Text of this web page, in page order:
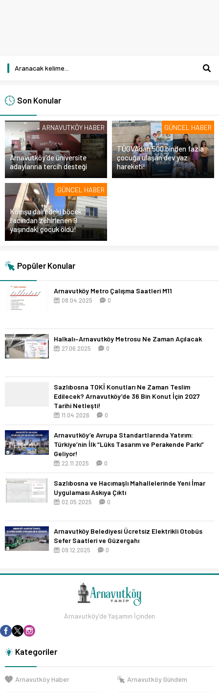
Son Konular
ARNAVUTKÖY HABER
Arnavutköy’de üniversite
adaylarına tercih desteği
GÜNCEL HABER
TÜGVA’dan 500 binden fazla
çocuğa ulaşan dev yaz
hareketi!
GÜNCEL HABER
Komşu dairedeki böcek
ilacından zehirlenen 9
yaşındaki çocuk öldü!
Popüler Konular
Arnavutköy Metro Çalışma Saatleri M11
08.04.2025 0
Halkalı–Arnavutköy Metrosu Ne Zaman Açılacak
27.06.2025 0
Sazlıbosna TOKİ Konutları Ne Zaman Teslim
Edilecek? Arnavutköy’de 36 Bin Konut İçin 2027
Tarihi Netleşti!
11.04.2026 0
Arnavutköy’e Avrupa Standartlarında Yatırım:
Türkiye’nin İlk “Lüks Tasarım ve Perakende Parkı”
Geliyor!
22.11.2025 0
Sazlıbosna ve Hacımaşlı Mahallelerinde Yeni İmar
Uygulaması Askıya Çıktı
02.05.2025 0
Arnavutköy Belediyesi Ücretsiz Elektrikli Otobüs
Sefer Saatleri ve Güzergahı
09.12.2025 0
Arnavutköy'de Yaşamın İçinden
Kategoriler
Arnavutköy Haber Arnavutköy Gündem